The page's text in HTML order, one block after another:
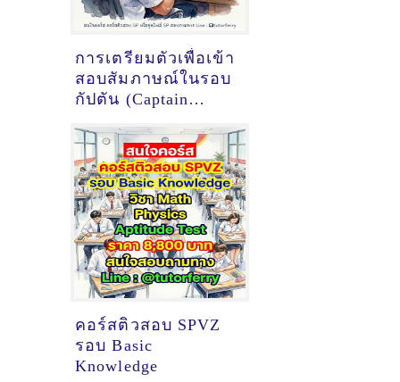
การเตรียมตัวเพื่อเข้า
สอบสัมภาษณ์ในรอบ
กัปตัน (Captain
นักบินฝึกหัด
การบินไทย (SPTG)
ให้ผ่านในครั้งเดียว
คอร์สติวสอบ SPVZ
รอบ Basic
Knowledge